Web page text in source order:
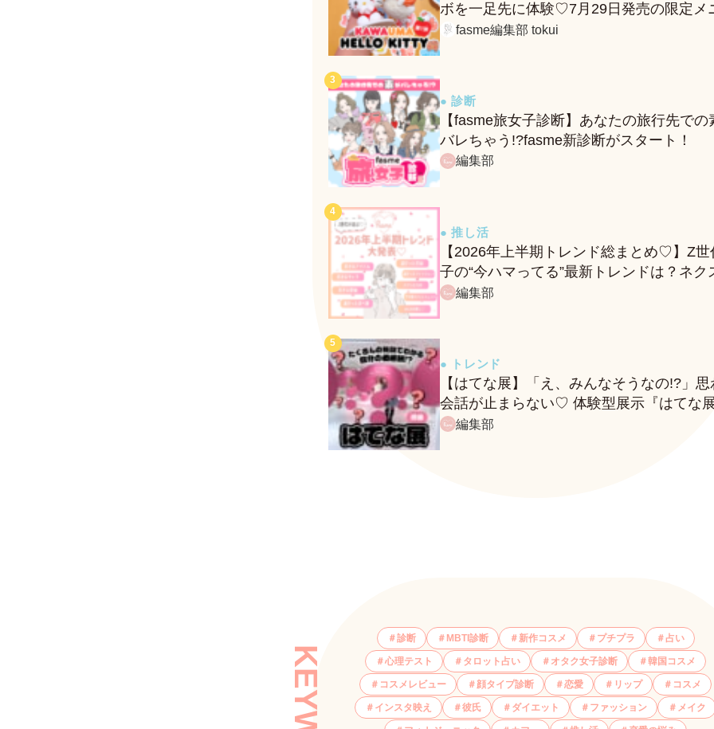
ボを一足先に体験♡7月29日発売の限定メ
ー＆グッズをレポ！
fasme編集部 tokui
● 診断
【fasme旅女子診断】あなたの旅行先での
バレちゃう!?fasme新診断がスタート！
編集部
● 推し活
【2026年上半期トレンド総まとめ♡】Z世
子の“今ハマってる”最新トレンドは？ネク
バズ予報もチェック♪
編集部
● トレンド
【はてな展】「え、みんなそうなの!?」思
会話が止まらない♡ 体験型展示『はてな展
に行ってきたレポ
編集部
診断 MBTI診断 新作コスメ プチプラ 占い
心理テスト タロット占い オタク女子診断 韓国コスメ
コスメレビュー 顔タイプ診断 恋愛 リップ コスメ
インスタ映え 彼氏 ダイエット ファッション メイク